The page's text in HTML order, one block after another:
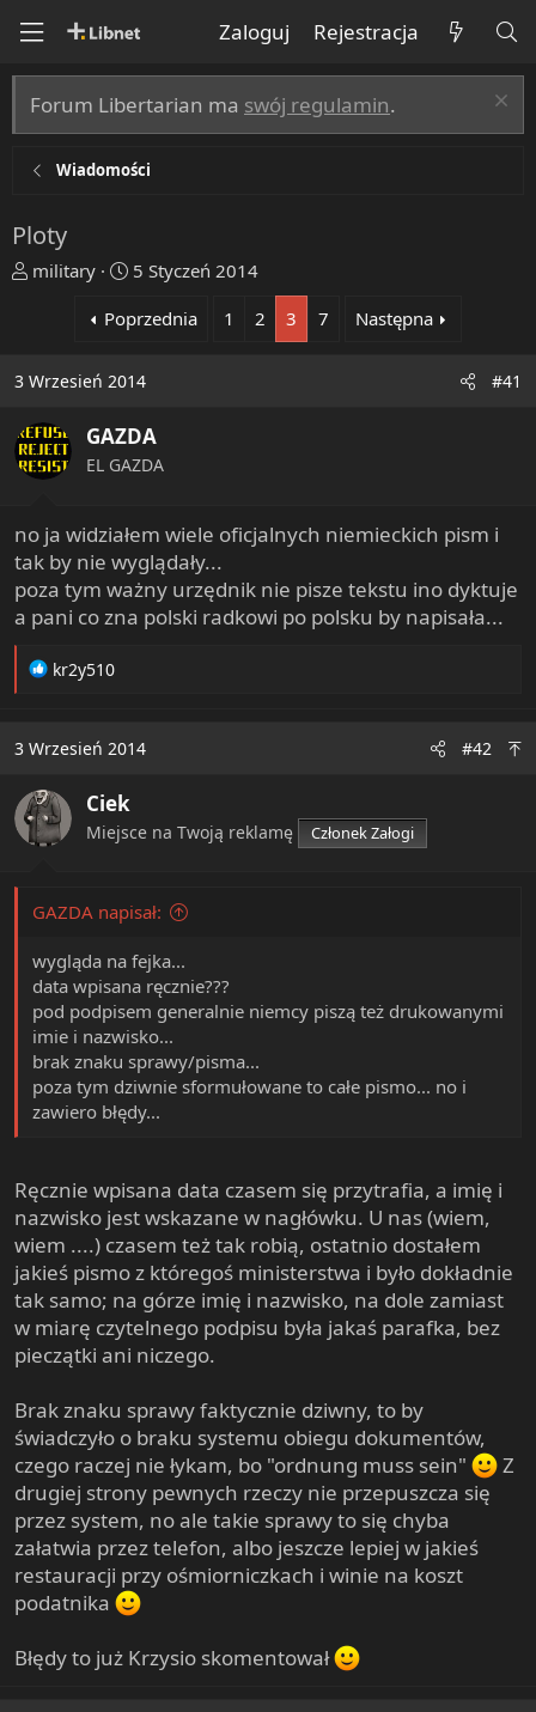
Zaloguj Rejestracja
Forum Libertarian ma swój regulamin.
Wiadomości
Ploty
T
a
d
s
t
a
e
r
military
R
z
o
c
ę
t
5 Styczeń 2014
Poprzednia
1 2 3 7 Następna
3 Wrzesień 2014 #41
GAZDA
EL GAZDA
no ja widziałem wiele oficjalnych niemieckich pism i
tak by nie wyglądały...
poza tym ważny urzędnik nie pisze tekstu ino dyktuje
a pani co zna polski radkowi po polsku by napisała...
R
t
o
n
s
kr2y510
3 Wrzesień 2014 #42
Ciek
Miejsce na Twoją reklamę Członek Załogi
GAZDA napisał:
wygląda na fejka...
data wpisana ręcznie???
pod podpisem generalnie niemcy piszą też drukowanymi
imie i nazwisko...
brak znaku sprawy/pisma...
poza tym dziwnie sformułowane to całe pismo... no i
zawiero błędy...
Ręcznie wpisana data czasem się przytrafia, a imię i
nazwisko jest wskazane w nagłówku. U nas (wiem,
wiem ....) czasem też tak robią, ostatnio dostałem
jakieś pismo z któregoś ministerstwa i było dokładnie
tak samo; na górze imię i nazwisko, na dole zamiast
w miarę czytelnego podpisu była jakaś parafka, bez
pieczątki ani niczego.
Brak znaku sprawy faktycznie dziwny, to by
świadczyło o braku systemu obiegu dokumentów,
czego raczej nie łykam, bo "ordnung muss sein"
Z
drugiej strony pewnych rzeczy nie przepuszcza się
przez system, no ale takie sprawy to się chyba
załatwia przez telefon, albo jeszcze lepiej w jakieś
restauracji przy ośmiorniczkach i winie na koszt
podatnika
Błędy to już Krzysio skomentował